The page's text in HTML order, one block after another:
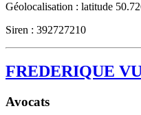
Géolocalisation : latitude
Siren : 392727210
FREDERIQUE
Avocats